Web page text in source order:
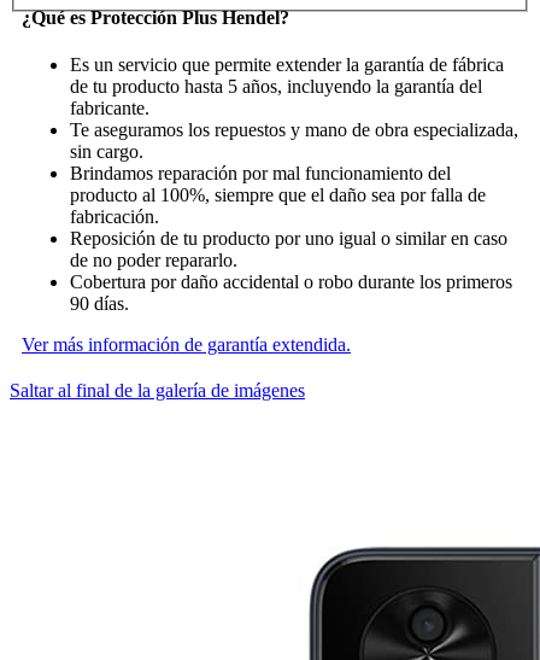
¿Qué es Protección Plus Hendel?
Es un servicio que permite extender la garantía de fábrica
de tu producto hasta 5 años, incluyendo la garantía del
fabricante.
Te aseguramos los repuestos y mano de obra especializada,
sin cargo.
Brindamos reparación por mal funcionamiento del
producto al 100%, siempre que el daño sea por falla de
fabricación.
Reposición de tu producto por uno igual o similar en caso
de no poder repararlo.
Cobertura por daño accidental o robo durante los primeros
90 días.
Ver más información de garantía extendida.
Saltar al final de la galería de imágenes